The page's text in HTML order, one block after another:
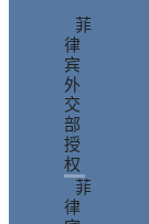
菲
律
宾
外
交
部
授
权
菲
律